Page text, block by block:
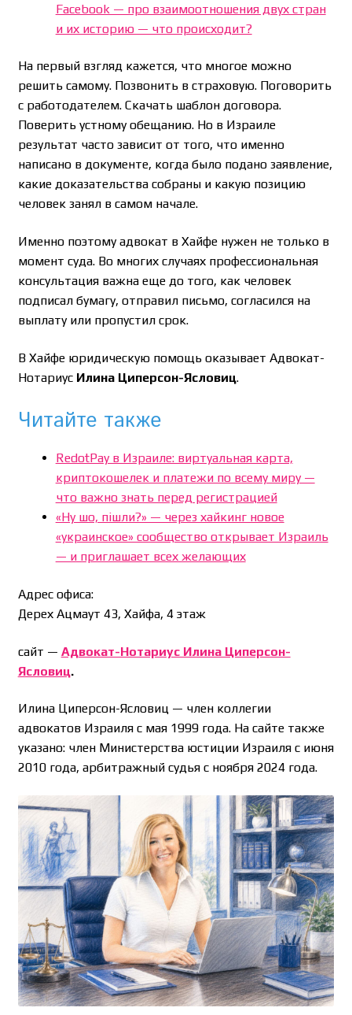
Facebook — про взаимоотношения двух стран
и их историю — что происходит?
На первый взгляд кажется, что многое можно
решить самому. Позвонить в страховую. Поговорить
с работодателем. Скачать шаблон договора.
Поверить устному обещанию. Но в Израиле
результат часто зависит от того, что именно
написано в документе, когда было подано заявление,
какие доказательства собраны и какую позицию
человек занял в самом начале.
Именно поэтому адвокат в Хайфе нужен не только в
момент суда. Во многих случаях профессиональная
консультация важна еще до того, как человек
подписал бумагу, отправил письмо, согласился на
выплату или пропустил срок.
В Хайфе юридическую помощь оказывает Адвокат-
Нотариус Илина Циперсон-Ясловиц.
Читайте также
RedotPay в Израиле: виртуальная карта,
криптокошелек и платежи по всему миру —
что важно знать перед регистрацией
«Ну шо, пішли?» — через хайкинг новое
«украинское» сообщество открывает Израиль
— и приглашает всех желающих
Адрес офиса:
Дерех Ацмаут 43, Хайфа, 4 этаж
сайт — Адвокат-Нотариус Илина Циперсон-
Ясловиц.
Илина Циперсон-Ясловиц — член коллегии
адвокатов Израиля с мая 1999 года. На сайте также
указано: член Министерства юстиции Израиля с июня
2010 года, арбитражный судья с ноября 2024 года.